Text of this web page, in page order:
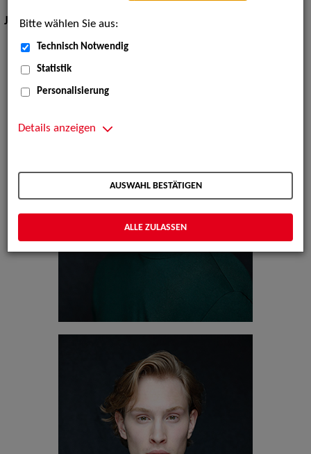
Jahrgang:1999
Bitte wählen Sie aus:
Technisch Notwendig
Statistik
Personalisierung
Details anzeigen
AUSWAHL BESTÄTIGEN
ALLE ZULASSEN